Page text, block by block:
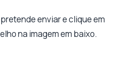
enviar e clique em
na imagem em baixo.